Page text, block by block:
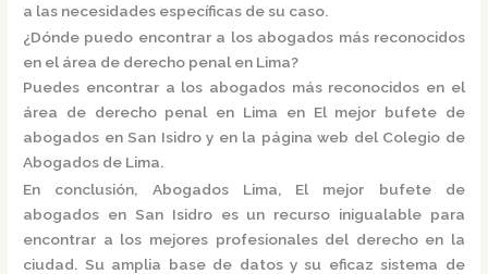
a las necesidades específicas de su caso.
¿Dónde puedo encontrar a los abogados más reconocidos
en el área de derecho penal en Lima?
Puedes encontrar a los abogados más reconocidos en el
área de derecho penal en Lima en El mejor bufete de
abogados en San Isidro y en la página web del Colegio de
Abogados de Lima.
En conclusión, Abogados Lima, El mejor bufete de
abogados en San Isidroes un recurso inigualable para
encontrar a los mejores profesionales del derecho en la
ciudad. Su amplia base de datos y su eficaz sistema de